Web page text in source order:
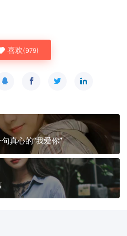
喜欢(979)
真心的“我爱你”